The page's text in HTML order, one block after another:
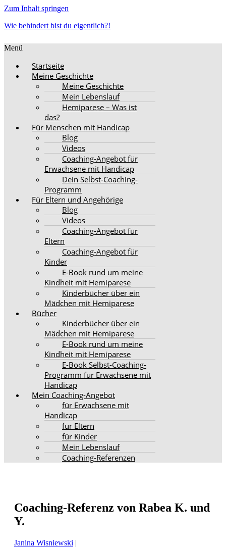
Zum Inhalt springen
Wie behindert bist du eigentlich?!
Menü
Startseite
Meine Geschichte
Meine Geschichte
Mein Lebenslauf
Hemiparese – Was ist
das?
Für Menschen mit Handicap
Blog
Videos
Coaching-Angebot für
Erwachsene mit Handicap
Dein Selbst-Coaching-
Programm
Für Eltern und Angehörige
Blog
Videos
Coaching-Angebot für
Eltern
Coaching-Angebot für
Kinder
E-Book rund um meine
Kindheit mit Hemiparese
Kinderbücher über ein
Mädchen mit Hemiparese
Bücher
Kinderbücher über ein
Mädchen mit Hemiparese
E-Book rund um meine
Kindheit mit Hemiparese
E-Book Selbst-Coaching-
Programm für Erwachsene mit
Handicap
Mein Coaching-Angebot
für Erwachsene mit
Handicap
für Eltern
für Kinder
Mein Lebenslauf
Coaching-Referenzen
Coaching-Referenz von Rabea K. und
Y.
Janina Wisniewski |